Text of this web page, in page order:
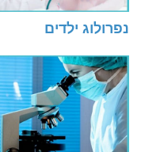
נפרולוג ילדים